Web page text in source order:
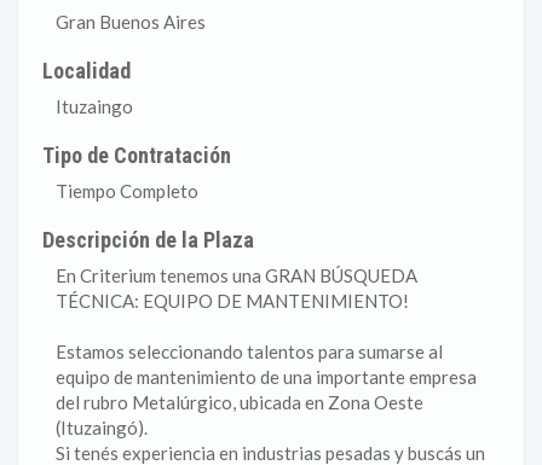
Gran Buenos Aires
Localidad
Ituzaingo
Tipo de Contratación
Tiempo Completo
Descripción de la Plaza
En Criterium tenemos una GRAN BÚSQUEDA
TÉCNICA: EQUIPO DE MANTENIMIENTO!
Estamos seleccionando talentos para sumarse al
equipo de mantenimiento de una importante empresa
del rubro Metalúrgico, ubicada en Zona Oeste
(Ituzaingó).
Si tenés experiencia en industrias pesadas y buscás un